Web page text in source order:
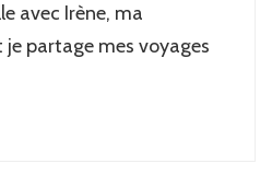
avec Irène, ma
partage mes voyages